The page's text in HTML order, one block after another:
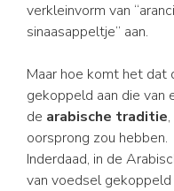
verkleinvorm van
sinaasappeltje” aan.
Maar hoe komt het dat
gekoppeld aan die
de arabische traditie
oorsprong zou hebben.
Inderdaad, in de
van voedsel gekoppeld